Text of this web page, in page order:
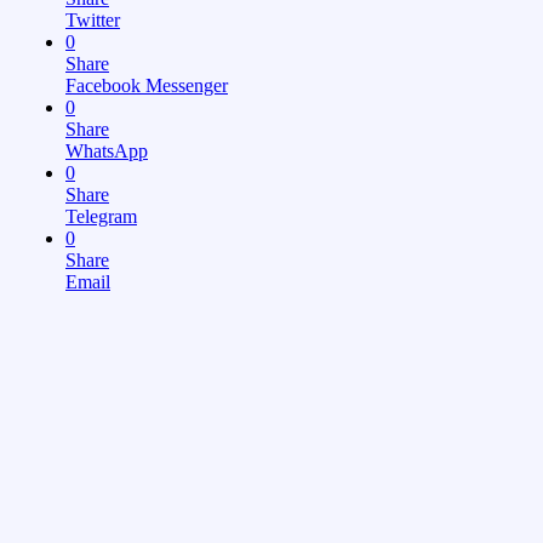
Twitter
0
Share
Facebook Messenger
0
Share
WhatsApp
0
Share
Telegram
0
Share
Email